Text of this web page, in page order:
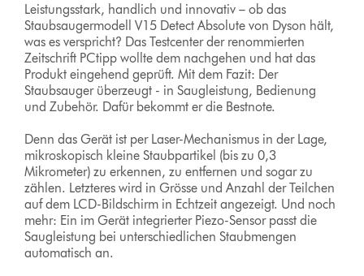
Leistungsstark, handlich und innovativ – ob das
Staubsaugermodell V15 Detect Absolute von Dyson hält,
was es verspricht? Das Testcenter der renommierten
Zeitschrift PCtipp wollte dem nachgehen und hat das
Produkt eingehend geprüft. Mit dem Fazit: Der
Staubsauger überzeugt - in Saugleistung, Bedienung
und Zubehör. Dafür bekommt er die Bestnote.
Denn das Gerät ist per Laser-Mechanismus in der Lage,
mikroskopisch kleine Staubpartikel (bis zu 0,3
Mikrometer) zu erkennen, zu entfernen und sogar zu
zählen. Letzteres wird in Grösse und Anzahl der Teilchen
auf dem LCD-Bildschirm in Echtzeit angezeigt. Und noch
mehr: Ein im Gerät integrierter Piezo-Sensor passt die
Saugleistung bei unterschiedlichen Staubmengen
automatisch an.